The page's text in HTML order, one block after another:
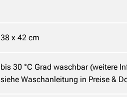
38 x 42 cm
bis 30 °C Grad waschbar (weitere
siehe Waschanleitung in Preise &